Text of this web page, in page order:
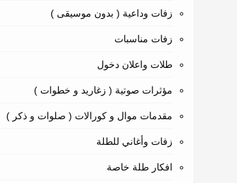
زفات وداعية ( بدون موسيقى )
زفات مناسبات
طلات واعلان دخول
مؤثرات صوتية ( زغاريد و خطوات )
مقدمات موال و كورالات ( صلوات و ذكر )
زفات وأغاني للطلة
افكار طلة خاصة